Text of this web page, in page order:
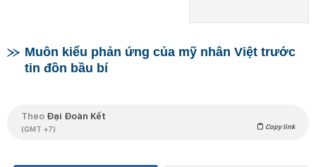
Muôn kiểu phản ứng của mỹ nhân Việt trước
tin đồn bầu bí
Theo Đại Đoàn Kết
(GMT +7) Copy link